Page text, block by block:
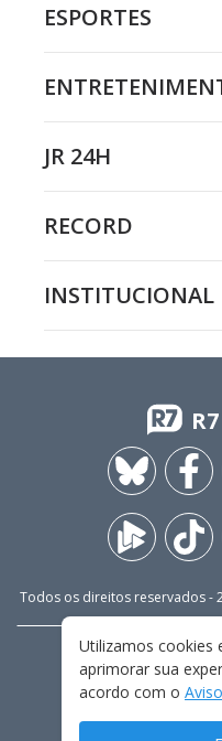
ESPORTES
JR 24H
RECORD
INSTITUCIONAL
Todos os direitos reservados -
FALE
TERMOS E
Utilizamos cookies
aprimorar sua
acordo com o